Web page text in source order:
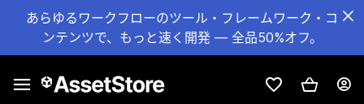
あらゆるワークフローのツール・フレームワーク・コ
ンテンツで、もっと速く開発 — 全品50%オフ。